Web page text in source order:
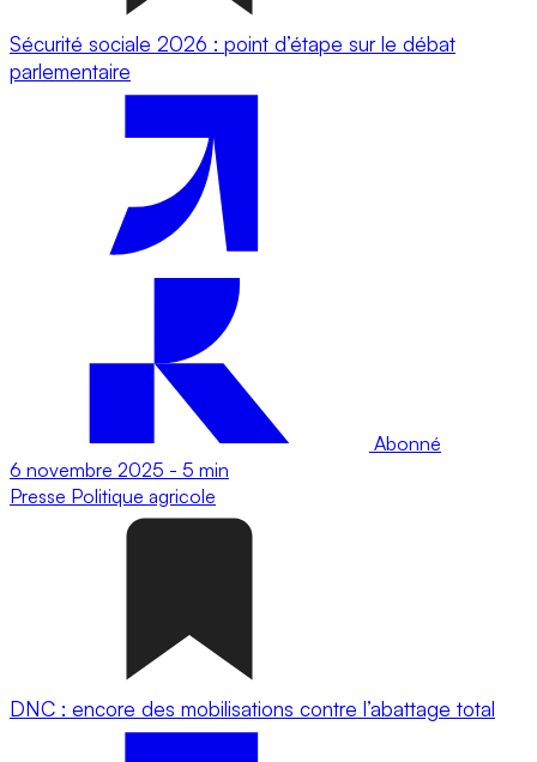
Sécurité sociale 2026 : point d’étape sur le débat
parlementaire
Abonné
6 novembre 2025 - 5 min
Presse Politique agricole
DNC : encore des mobilisations contre l’abattage total